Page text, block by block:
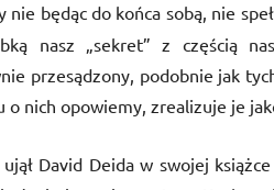
nie będąc do końca sobą, nie
nasz „sekret” z częścią
przesądzony, podobnie jak
nich opowiemy, zrealizuje je
David Deida w swojej